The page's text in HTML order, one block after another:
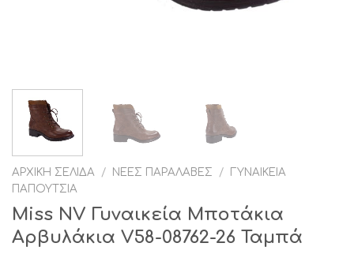
ΑΡΧΙΚΉ ΣΕΛΊΔΑ / ΝΈΕΣ ΠΑΡΑΛΑΒΈΣ /
ΓΥΝΑΙΚΕΊΑ
ΠΑΠΟΎΤΣΙΑ
Miss NV Γυναικεία Μποτάκια
Αρβυλάκια V58-08762-26 Ταμπά